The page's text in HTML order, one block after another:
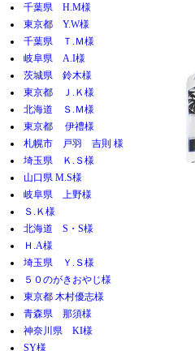
千葉県 H.M様
東京都 Y.W様
千葉県 Ｔ.Ｍ様
岐阜県 A.I様
茨城県 鈴木様
東京都 Ｊ.Ｋ様
北海道 Ｓ.Ｍ様
東京都 伊禮様
札幌市 戸羽 吉則 様
埼玉県 Ｋ.Ｓ様
山口県 M.S様
岐阜県 上野様
Ｓ.Ｋ様
北海道 S・S様
Ｈ.A様
埼玉県 Ｙ.Ｓ様
５０のがきおやじ様
東京都 木村優志様
青森県 那須様
神奈川県 KI様
SY様